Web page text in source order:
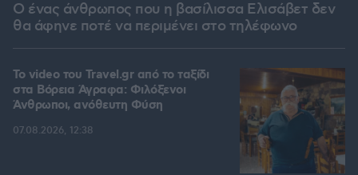
Ο ένας άνθρωπος που η βασίλισσα Ελισάβετ δεν
θα άφηνε ποτέ να περιμένει στο τηλέφωνο
To video του Travel.gr από το ταξίδι
στα Βόρεια Άγραφα: Φιλόξενοι
Άνθρωποι, ανόθευτη Φύση
07.08.2026, 12:38